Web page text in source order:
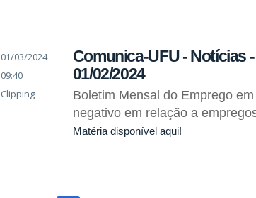
01/03/2024
09:40
Clipping
Comunica-UFU - Notícias
01/02/2024
Boletim Mensal do Emprego
negativo em relação a
Matéria disponível aqui!